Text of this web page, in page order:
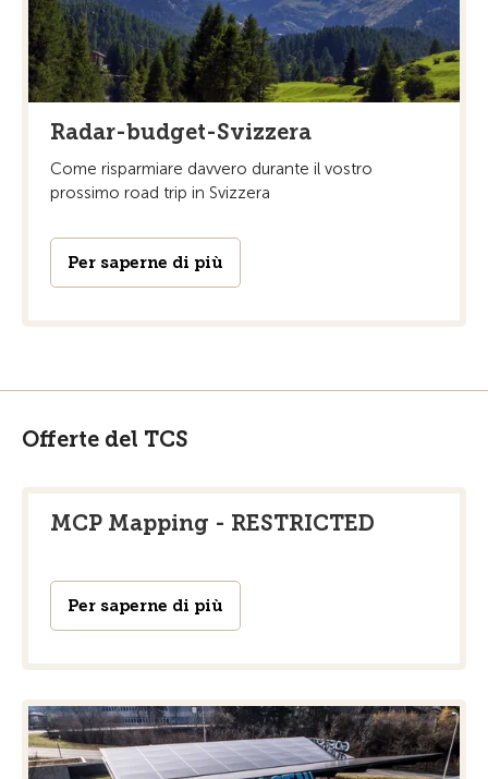
Radar-budget-Svizzera
Come risparmiare davvero durante il vostro
prossimo road trip in Svizzera
Per saperne di più
Offerte del TCS
MCP Mapping - RESTRICTED
Per saperne di più